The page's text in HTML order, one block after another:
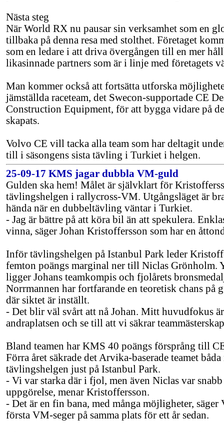
Nästa steg
När World RX nu pausar sin verksamhet som en
tillbaka på denna resa med stolthet. Företaget
som en ledare i att driva övergången till en mer
likasinnade partners som är i linje med företagets
Man kommer också att fortsätta utforska
jämställda raceteam, det Swecon-supportade CE
Construction Equipment, för att bygga vidare på
skapats.
Volvo CE vill tacka alla team som har deltagit
till i säsongens sista tävling i Turkiet i helgen.
25-09-17 KMS jagar dubbla VM-guld
Gulden ska hem! Målet är självklart för
tävlingshelgen i rallycross-VM. Utgångsläget är
hända när en dubbeltävling väntar i Turkiet.
- Jag är bättre på att köra bil än att spekulera.
vinna, säger Johan Kristoffersson som har en
Inför tävlingshelgen på Istanbul Park leder
femton poängs marginal ner till Niclas Grönholm.
ligger Johans teamkompis och fjolårets
Norrmannen har fortfarande en teoretisk chans på
där siktet är inställt.
- Det blir väl svårt att nå Johan. Mitt huvudfokus
andraplatsen och se till att vi säkrar
Bland teamen har KMS 40 poängs försprång till
Förra året säkrade det Arvika-baserade teamet
tävlingshelgen just på Istanbul Park.
- Vi var starka där i fjol, men även Niclas var
uppgörelse, menar Kristoffersson.
- Det är en fin bana, med många möjligheter, säger
första VM-seger på samma plats för ett år sedan.